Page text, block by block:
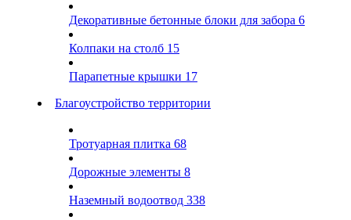
Декоративные бетонные блоки для забора 6
Колпаки на столб 15
Парапетные крышки 17
Благоустройство территории
Тротуарная плитка 68
Дорожные элементы 8
Наземный водоотвод 338